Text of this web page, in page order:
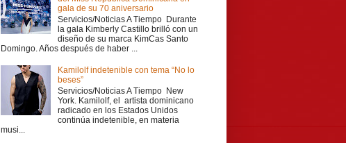
gala de su 70 aniversario
Servicios/Noticias A Tiempo Durante
la gala Kimberly Castillo brilló con un
diseño de su marca KimCas Santo
Domingo. Años después de haber ...
Kamilolf indetenible con tema “No lo
beses”
Servicios/Noticias A Tiempo New
York. Kamilolf, el artista dominicano
radicado en los Estados Unidos
continúa indetenible, en materia
musi...